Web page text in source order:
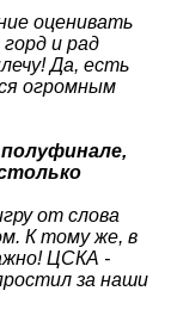
оценивать
и рад
Да, есть
огромным
от слова
К тому же, в
ЦСКА -
за наши